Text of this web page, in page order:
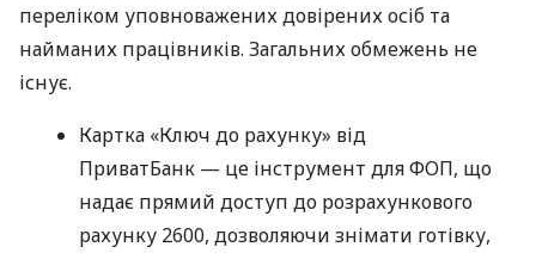
переліком уповноважених довірених осіб та
найманих працівників. Загальних обмежень не
існує.
Картка «Ключ до рахунку» від
ПриватБанк — це інструмент для ФОП, що
надає прямий доступ до розрахункового
рахунку 2600, дозволяючи знімати готівку,